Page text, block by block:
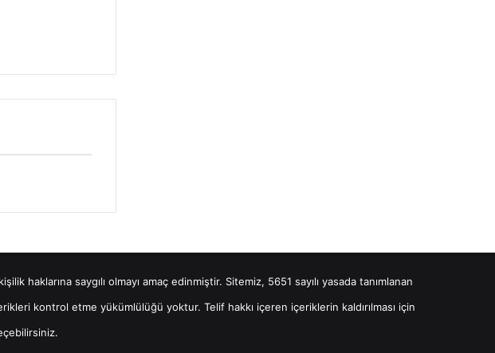
haklarına saygılı olmayı amaç edinmiştir. Sitemiz, 5651 sayılı yasada tanımlanan
kontrol etme yükümlülüğü yoktur. Telif hakkı içeren içeriklerin kaldırılması için